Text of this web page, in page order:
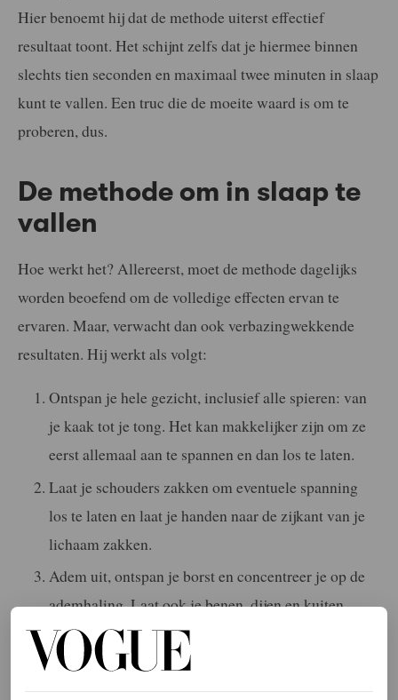
Hier benoemt hij dat de methode uiterst effectief
resultaat toont. Het schijnt zelfs dat je hiermee binnen
slechts tien seconden en maximaal twee minuten in slaap
kunt te vallen. Een truc die de moeite waard is om te
proberen, dus.
De methode om in slaap te
vallen
Hoe werkt het? Allereerst, moet de methode dagelijks
worden beoefend om de volledige effecten ervan te
ervaren. Maar, verwacht dan ook verbazingwekkende
resultaten. Hij werkt als volgt:
Ontspan je hele gezicht, inclusief alle spieren: van
je kaak tot je tong. Het kan makkelijker zijn om ze
eerst allemaal aan te spannen en dan los te laten.
Laat je schouders zakken om eventuele spanning
los te laten en laat je handen naar de zijkant van je
lichaam zakken.
Adem uit, ontspan je borst en concentreer je op de
ademhaling. Laat ook je benen, dijen en kuiten
ontspannen en zorg dat ze door de zwaartekracht op
natuurlijke wijze naar beneden trekken.
Maak je geest tien seconden leeg en stel je een